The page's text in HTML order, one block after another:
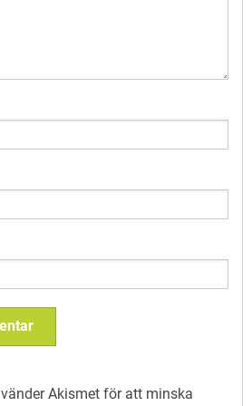
Akismet för att minska